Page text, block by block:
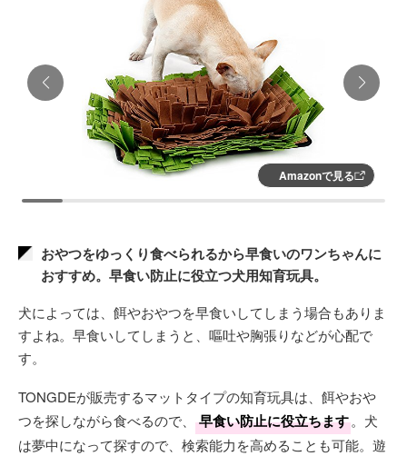
Amazonで見る
おやつをゆっくり食べられるから早食いのワンちゃんに
おすすめ。早食い防止に役立つ犬用知育玩具。
犬によっては、餌やおやつを早食いしてしまう場合もありま
すよね。早食いしてしまうと、嘔吐や胸張りなどが心配で
す。
TONGDEが販売するマットタイプの知育玩具は、餌やおや
つを探しながら食べるので、
早食い防止に役立ちます。犬
は夢中になって探すので、検索能力を高めることも可能。遊